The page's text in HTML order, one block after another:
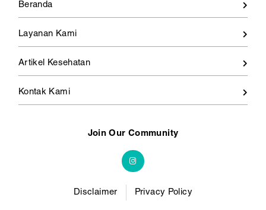
Beranda
Layanan Kami
Artikel Kesehatan
Kontak Kami
Join Our Community
Disclaimer Privacy Policy